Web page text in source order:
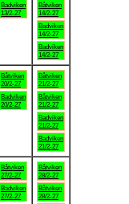
Badviken
13/2-27
Båtviken
14/2-27
Badviken
14/2-27
Badviken
14/2-27
Båtviken
20/2-27
Badviken
20/2-27
Båtviken
21/2-27
Båtviken
21/2-27
Badviken
21/2-27
Badviken
21/2-27
Båtviken
27/2-27
Badviken
27/2-27
Båtviken
28/2-27
Båtviken
28/2-27